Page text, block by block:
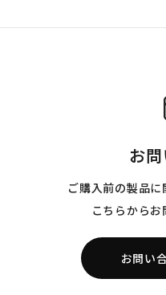
お
ご購入前の製品
こちらから
お問い